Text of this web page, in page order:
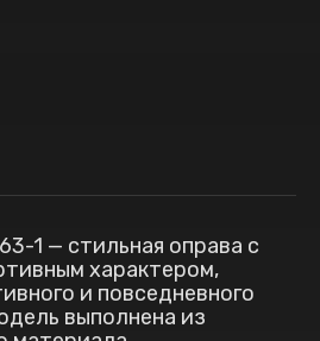
1 — стильная оправа с
характером,
и повседневного
выполнена из